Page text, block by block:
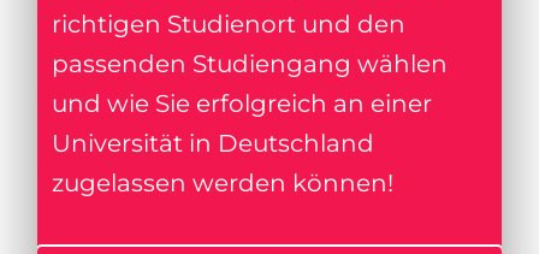
richtigen Studienort und den
passenden Studiengang wählen
und wie Sie erfolgreich an einer
Universität in Deutschland
zugelassen werden können!